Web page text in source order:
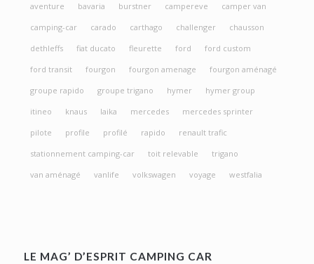
aventure
bavaria burstner campereve
camper van
camping-car
carado carthago challenger
chausson
dethleffs
fiat ducato fleurette ford
ford custom
ford transit
fourgon fourgon amenage
fourgon aménagé
groupe rapido
groupe trigano hymer
hymer group
itineo
knaus laika mercedes
mercedes sprinter
pilote
profile profilé rapido
renault trafic
stationnement camping-car
toit relevable
trigano
van aménagé
vanlife volkswagen voyage westfalia
LE MAG’ D’ESPRIT CAMPING CAR